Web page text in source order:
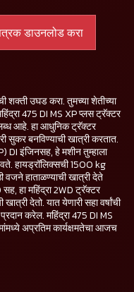
डाउनलोड करा
शक्ती उघड करा. तुमच्या शेतीच्या
475 DI MS XP प्लस ट्रॅक्टर
आहे. हा आधुनिक ट्रॅक्टर
सुकर बनविण्याची खात्री करतात.
DI इंजिनसह, हे मशीन तुम्हाला
हायड्रॉलिक्सची 1500 kg
वजने हाताळण्याची खात्री देते
हा महिंद्रा 2WD ट्रॅक्टर
खात्री देतो. यात येणारी सहा वर्षांची
करेल. महिंद्रा 475 DI MS
अप्रतिम कार्यक्षमतेचा आजच